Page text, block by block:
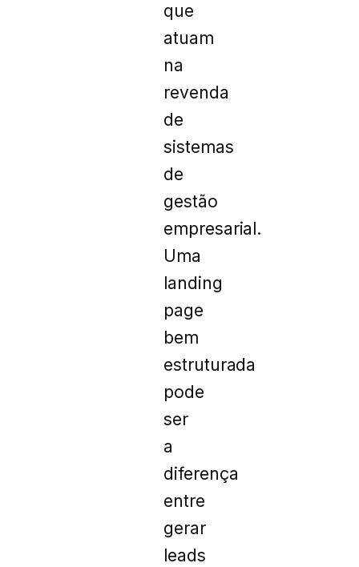
que
atuam
na
revenda
de
sistemas
de
gestão
empresarial.
Uma
landing
page
bem
estruturada
pode
ser
a
diferença
entre
gerar
leads